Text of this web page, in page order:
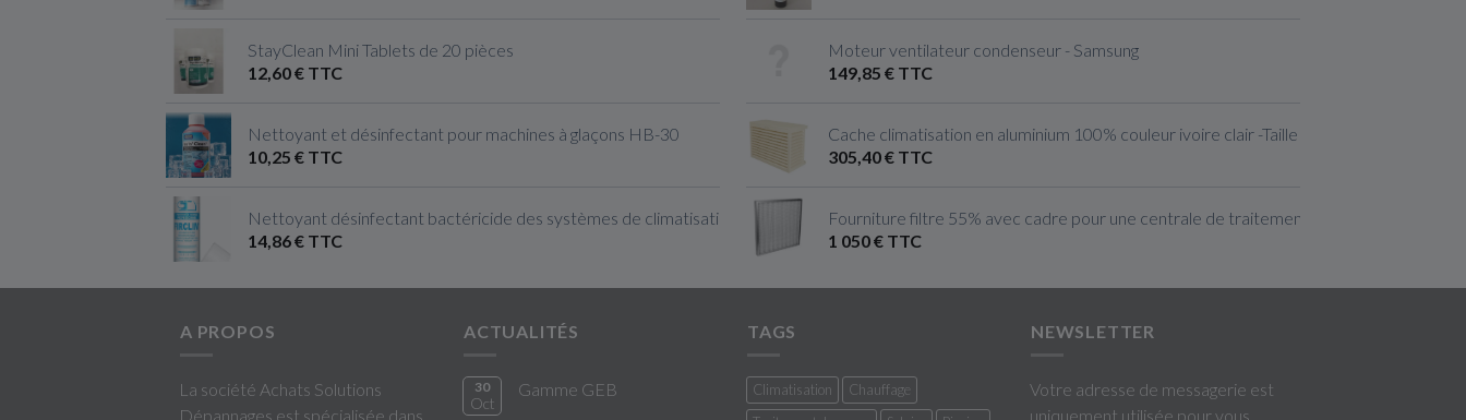
StayClean Mini Tablets de 20 pièces
12,60 € TTC
Nettoyant et désinfectant pour machines à glaçons HB-30
10,25 € TTC
Nettoyant désinfectant bactéricide des systèmes de climatisation & Ventilation
14,86 € TTC
Moteur ventilateur condenseur - Samsung
149,85 € TTC
Cache climatisation en aluminium 100% couleur ivoire clair -Taille S
305,40 € TTC
Fourniture filtre 55% avec cadre pour une centrale de traitement d'air
1 050 € TTC
A PROPOS
La société Achats Solutions
Dépannages est spécialisée dans
ACTUALITÉS
30
Oct
Gamme GEB
TAGS
Climatisation
Chauffage
NEWSLETTER
Votre adresse de messagerie est
uniquement utilisée pour vous